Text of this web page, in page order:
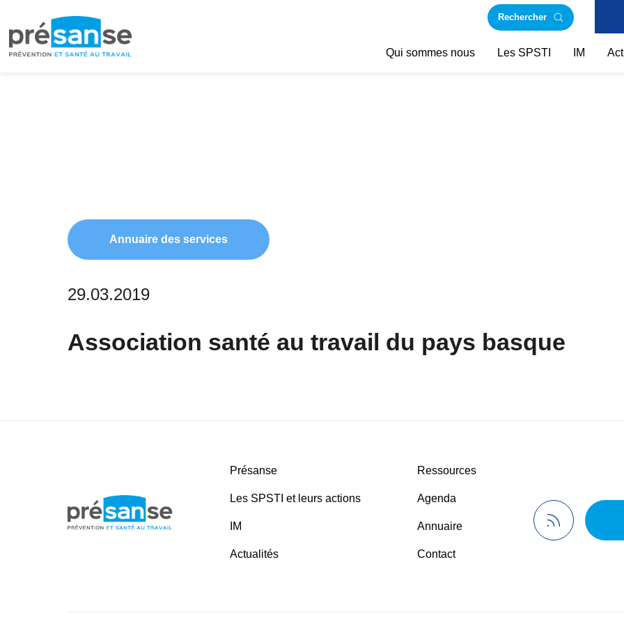
la
au
contenu
Rechercher
Qui sommes nous Les SPSTI IM
Annuaire des services
29.03.2019
Association santé au travail du pays basque
Présanse
Les SPSTI et leurs actions
IM
Actualités
Ressources
Agenda
Annuaire
Contact